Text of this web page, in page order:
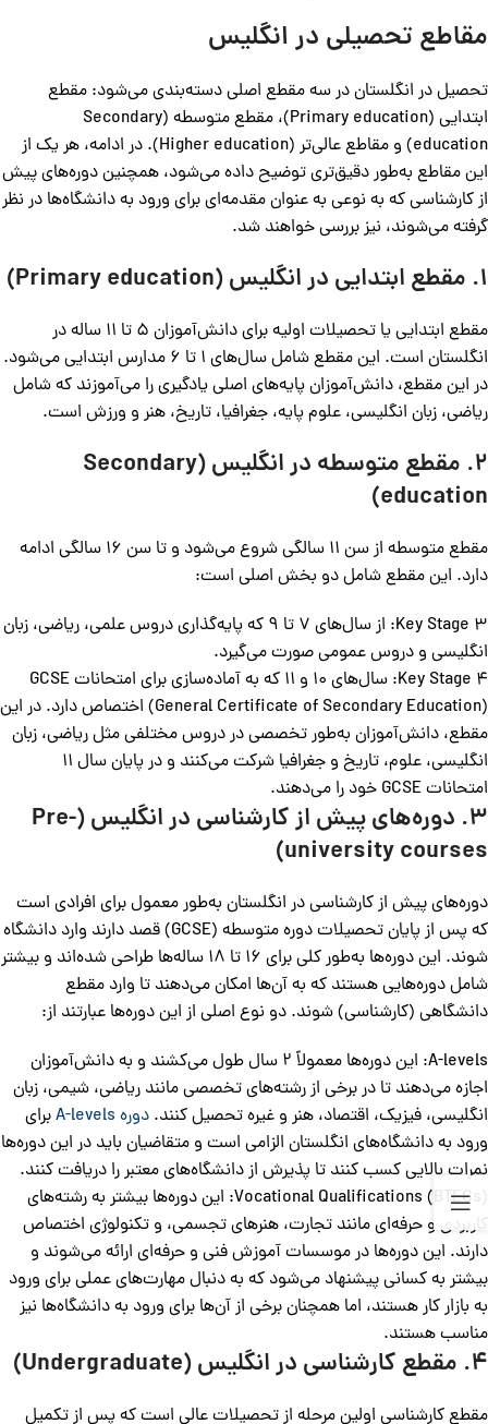
مقاطع تحصیلی در انگلیس
تحصیل در انگلستان در سه مقطع اصلی دسته‌بندی می‌شود: مقطع
ابتدایی (Primary education)، مقطع متوسطه (Secondary
education) و مقاطع عالی‌تر (Higher education). در ادامه، هر یک از
این مقاطع به‌طور دقیق‌تری توضیح داده می‌شود، همچنین دوره‌های پیش
از کارشناسی که به نوعی به عنوان مقدمه‌ای برای ورود به دانشگاه‌ها در نظر
گرفته می‌شوند، نیز بررسی خواهند شد.
1. مقطع ابتدایی در انگلیس (Primary education)
مقطع ابتدایی یا تحصیلات اولیه برای دانش‌آموزان 5 تا 11 ساله در
انگلستان است. این مقطع شامل سال‌های 1 تا 6 مدارس ابتدایی می‌شود.
در این مقطع، دانش‌آموزان پایه‌های اصلی یادگیری را می‌آموزند که شامل
ریاضی، زبان انگلیسی، علوم پایه، جغرافیا، تاریخ، هنر و ورزش است.
2. مقطع متوسطه در انگلیس (Secondary
education)
مقطع متوسطه از سن 11 سالگی شروع می‌شود و تا سن 16 سالگی ادامه
دارد. این مقطع شامل دو بخش اصلی است:
Key Stage 3: از سال‌های 7 تا 9 که پایه‌گذاری دروس علمی، ریاضی، زبان
انگلیسی و دروس عمومی صورت می‌گیرد.
Key Stage 4: سال‌های 10 و 11 که به آماده‌سازی برای امتحانات GCSE
(General Certificate of Secondary Education) اختصاص دارد. در این
مقطع، دانش‌آموزان به‌طور تخصصی در دروس مختلفی مثل ریاضی، زبان
انگلیسی، علوم، تاریخ و جغرافیا شرکت می‌کنند و در پایان سال 11
امتحانات GCSE خود را می‌دهند.
3. دوره‌های پیش از کارشناسی در انگلیس (Pre-
university courses)
دوره‌های پیش از کارشناسی در انگلستان به‌طور معمول برای افرادی است
که پس از پایان تحصیلات دوره متوسطه (GCSE) قصد دارند وارد دانشگاه
شوند. این دوره‌ها به‌طور کلی برای 16 تا 18 ساله‌ها طراحی شده‌اند و بیشتر
شامل دوره‌هایی هستند که به آن‌ها امکان می‌دهند تا وارد مقطع
دانشگاهی (کارشناسی) شوند. دو نوع اصلی از این دوره‌ها عبارتند از:
A-levels: این دوره‌ها معمولاً 2 سال طول می‌کشند و به دانش‌آموزان
اجازه می‌دهند تا در برخی از رشته‌های تخصصی مانند ریاضی، شیمی، زبان
انگلیسی، فیزیک، اقتصاد، هنر و غیره تحصیل کنند. دوره A-levels
برای
ورود به دانشگاه‌های انگلستان الزامی است و متقاضیان باید در این دوره‌ها
نمرات بالایی کسب کنند تا پذیرش از دانشگاه‌های معتبر را دریافت کنند.
Vocational Qualifications (BTECs): این دوره‌ها بیشتر به رشته‌های
کاربردی و حرفه‌ای مانند تجارت، هنرهای تجسمی، و تکنولوژی اختصاص
دارند. این دوره‌ها در موسسات آموزش فنی و حرفه‌ای ارائه می‌شوند و
بیشتر به کسانی پیشنهاد می‌شود که به دنبال مهارت‌های عملی برای ورود
به بازار کار هستند، اما همچنان برخی از آن‌ها برای ورود به دانشگاه‌ها نیز
مناسب هستند.
4. مقطع کارشناسی در انگلیس (Undergraduate)
مقطع کارشناسی اولین مرحله از تحصیلات عالی است که پس از تکمیل